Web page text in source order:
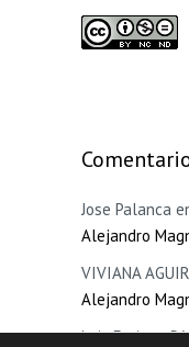
Jose Palanca
Alejandro
VIVIANA
Alejandro
Luis Enrique